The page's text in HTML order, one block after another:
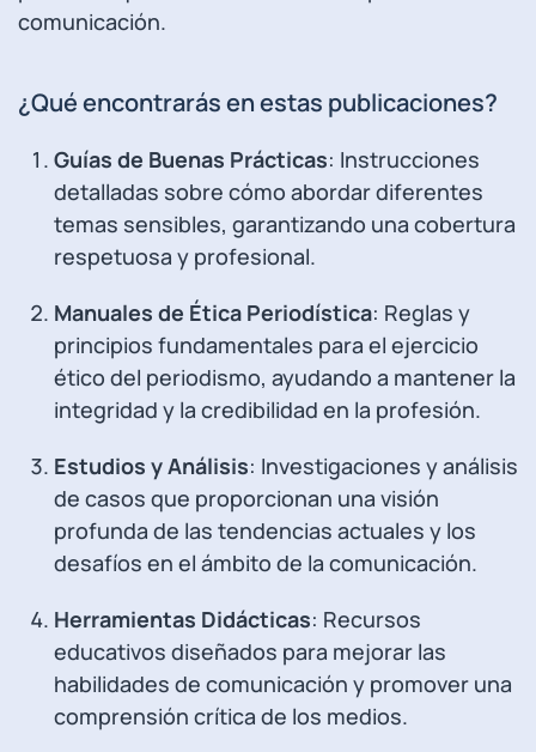
comunicación.
¿Qué encontrarás en estas publicaciones?
Guías de Buenas Prácticas: Instrucciones
detalladas sobre cómo abordar diferentes
temas sensibles, garantizando una cobertura
respetuosa y profesional.
Manuales de Ética Periodística: Reglas y
principios fundamentales para el ejercicio
ético del periodismo, ayudando a mantener la
integridad y la credibilidad en la profesión.
Estudios y Análisis: Investigaciones y análisis
de casos que proporcionan una visión
profunda de las tendencias actuales y los
desafíos en el ámbito de la comunicación.
Herramientas Didácticas: Recursos
educativos diseñados para mejorar las
habilidades de comunicación y promover una
comprensión crítica de los medios.